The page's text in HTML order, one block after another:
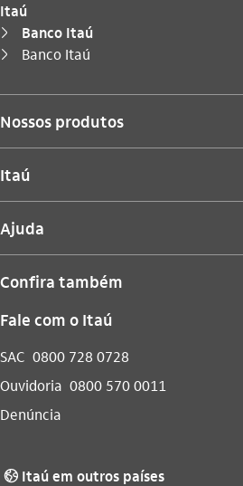
Itaú
seta_direita Banco Itaú
seta_direita
Você está aqui:
Banco Itaú
Nossos produtos
Itaú
Ajuda
Confira também
Fale com o Itaú
SAC 0800 728 0728
Ouvidoria 0800 570 0011
Denúncia
globo_outline Itaú em outros países